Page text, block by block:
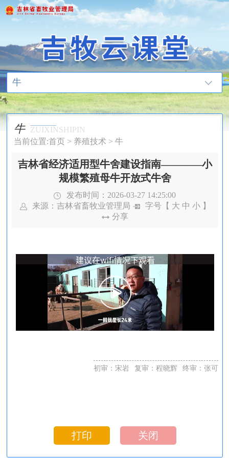
牛
牛
ZUIXINSHIPIN
当前位置:首页> 养殖技术> 牛
吉林省经济适用型牛舍建设指南————小
规模繁殖母牛开放式牛舍
发布时间：2026-03-27 14:25:00
来源： 吉林省畜牧业管理局 字号【 大 中 小】
分享
初审：宋岩 复审：程晓辉 终审：张可
打印 关闭